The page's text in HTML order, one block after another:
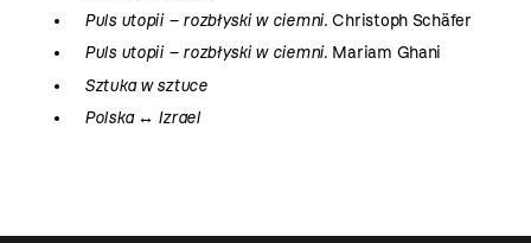
Puls utopii – rozbłyski w ciemni. Christoph Schäfer
Puls utopii – rozbłyski w ciemni. Mariam Ghani
Sztuka w sztuce
Polska ↔ Izrael